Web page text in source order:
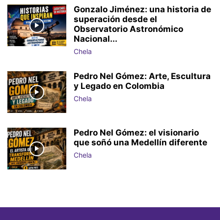
Gonzalo Jiménez: una historia de
superación desde el
Observatorio Astronómico
Nacional...
Chela
Pedro Nel Gómez: Arte, Escultura
y Legado en Colombia
Chela
Pedro Nel Gómez: el visionario
que soñó una Medellín diferente
Chela